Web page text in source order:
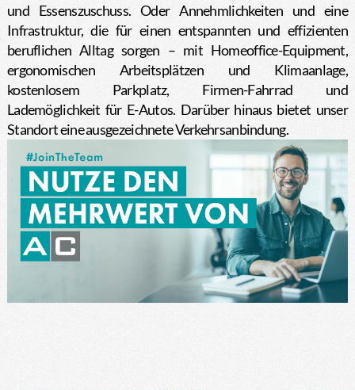
und Essenszuschuss. Oder Annehmlichkeiten und eine
Infrastruktur, die für einen entspannten und effizienten
beruflichen Alltag sorgen – mit Homeoffice-Equipment,
ergonomischen Arbeitsplätzen und Klimaanlage,
kostenlosem Parkplatz, Firmen-Fahrrad und
Lademöglichkeit für E-Autos. Darüber hinaus bietet unser
Standort eine ausgezeichnete Verkehrsanbindung.